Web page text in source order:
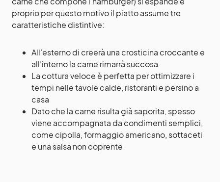
proprio per questo motivo il piatto assume tre
caratteristiche distintive:
All’esterno di creerà una crosticina croccante e
all’interno la carne rimarrà succosa
La cottura veloce è perfetta per ottimizzare i
tempi nelle tavole calde, ristoranti e persino a
casa
Dato che la carne risulta già saporita, spesso
viene accompagnata da condimenti semplici,
come cipolla, formaggio americano, sottaceti
e una salsa non coprente